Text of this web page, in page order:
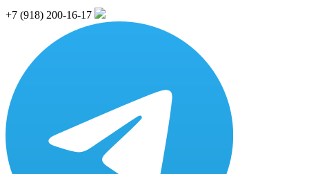
+7 (918) 200-16-17